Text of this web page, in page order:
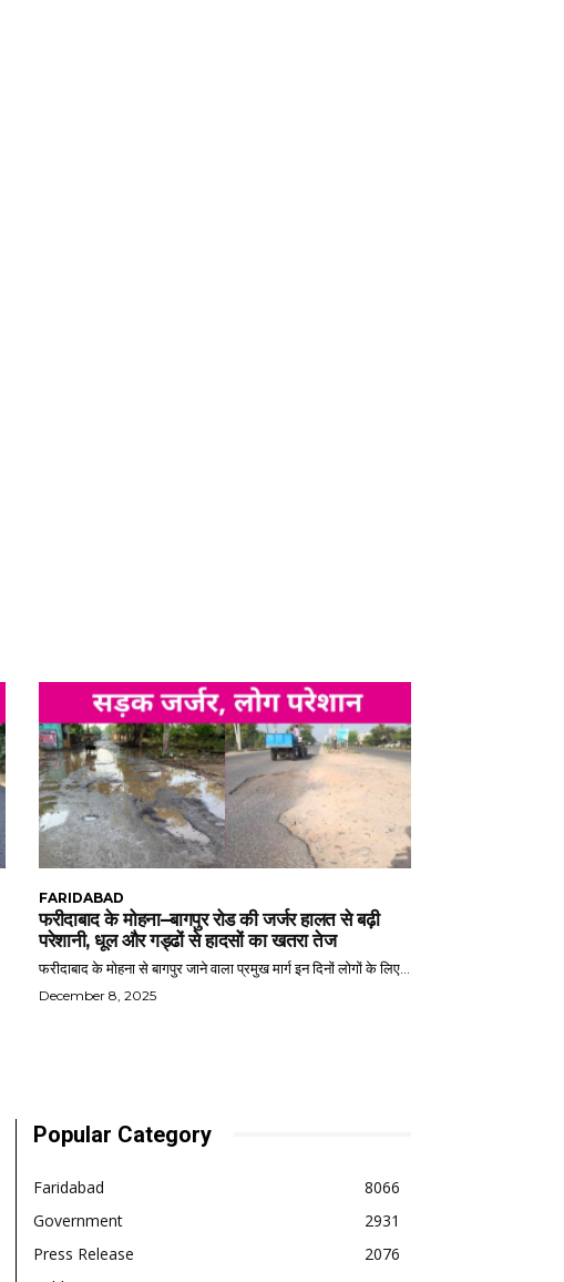
FARIDABAD
फरीदाबाद के मोहना–बागपुर रोड की जर्जर हालत से बढ़ी
परेशानी, धूल और गड्ढों से हादसों का खतरा तेज
फरीदाबाद के मोहना से बागपुर जाने वाला प्रमुख मार्ग इन दिनों लोगों के लिए...
December 8, 2025
Popular Category
Faridabad
8066
Government
2931
Press Release
2076